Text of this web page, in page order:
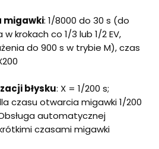
migawki: 1/8000 do 30 s (do
krokach co 1/3 lub 1/2 EV,
do 900 s w trybie M), czas
błysku: X = 1/200 s;
czasu otwarcia migawki 1/200
automatycznej
czasami migawki